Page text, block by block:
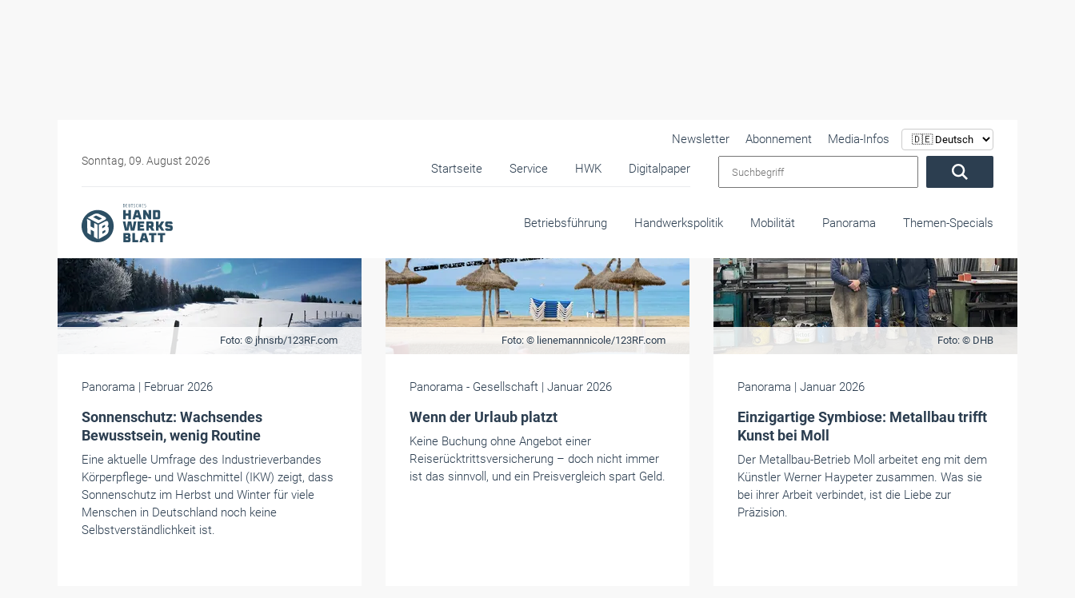
Sonntag, 09. August 2026
Startseite Service HWK Digitalpaper
Newsletter Abonnement
Media-Infos
Betriebsführung Handwerkspolitik Mobilität Panorama Themen-Specials
Foto: © jhnsrb/123RF.com
Panorama | Februar 2026
Sonnenschutz: Wachsendes
Bewusstsein, wenig Routine
Eine aktuelle Umfrage des Industrieverbandes
Körperpflege- und Waschmittel (IKW) zeigt, dass
Sonnenschutz im Herbst und Winter für viele
Menschen in Deutschland noch keine
Selbstverständlichkeit ist.
Foto: © lienemannnicole/123RF.com
Panorama - Gesellschaft | Januar 2026
Wenn der Urlaub platzt
Keine Buchung ohne Angebot einer
Reiserücktrittsversicherung – doch nicht immer
ist das sinnvoll, und ein Preisvergleich spart Geld.
Foto: © DHB
Panorama | Januar 2026
Einzigartige Symbiose: Metallbau trifft
Kunst bei Moll
Der Metallbau-Betrieb Moll arbeitet eng mit dem
Künstler Werner Haypeter zusammen. Was sie
bei ihrer Arbeit verbindet, ist die Liebe zur
Präzision.